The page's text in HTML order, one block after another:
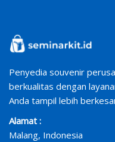
Penyedia souvenir
berkualitas dengan
Anda tampil lebih
Alamat :
Malang, Indonesia